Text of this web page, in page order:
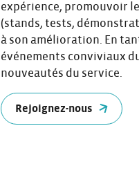
expérience, promouvoir
(stands, tests,
à son amélioration. En
événements conviviaux
nouveautés du service.
Rejoignez-nous